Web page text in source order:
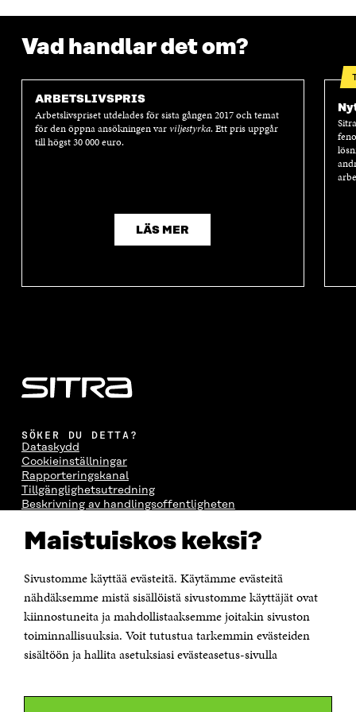
Maistuiskos keksi?
Sivustomme käyttää evästeitä. Käytämme evästeitä
nähdäksemme mistä sisällöistä sivustomme käyttäjät ovat
kiinnostuneita ja mahdollistaaksemme joitakin sivuston
toiminnallisuuksia. Voit tutustua tarkemmin evästeiden
sisältöön ja hallita asetuksiasi evästeasetus-sivulla
Vad handlar det om?
ARBETSLIVSPRIS
Arbetslivspriset utdelades för sista gången 2017 och temat
för den öppna ansökningen varviljestyrka. Ett pris uppgår
till högst 30 000 euro.
LÄS MER
SÖKER DU DETTA?
Dataskydd
Cookieinställningar
Rapporteringskanal
Tillgänglighetsutredning
Beskrivning av handlingsoffentligheten
Jubileumsfonden för Finlands självständighet Sitra
Östersjögatan 11–13, PB 160,
00181 Helsingfors
Tfn +358 294 618 991
Personalens e-postadresser har formen:
fornamn.efternamn@sitra.fi